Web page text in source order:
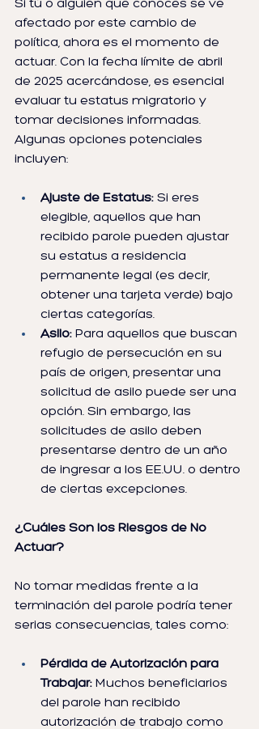
Si tú o alguien que conoces se ve
afectado por este cambio de
política, ahora es el momento de
actuar. Con la fecha límite de abril
de 2025 acercándose, es esencial
evaluar tu estatus migratorio y
tomar decisiones informadas.
Algunas opciones potenciales
incluyen:
Ajuste de Estatus: Si eres
elegible, aquellos que han
recibido parole pueden ajustar
su estatus a residencia
permanente legal (es decir,
obtener una tarjeta verde) bajo
ciertas categorías.
Asilo: Para aquellos que buscan
refugio de persecución en su
país de origen, presentar una
solicitud de asilo puede ser una
opción. Sin embargo, las
solicitudes de asilo deben
presentarse dentro de un año
de ingresar a los EE.UU. o dentro
de ciertas excepciones.
¿Cuáles Son los Riesgos de No
Actuar?
No tomar medidas frente a la
terminación del parole podría tener
serias consecuencias, tales como:
Pérdida de Autorización para
Trabajar: Muchos beneficiarios
del parole han recibido
autorización de trabajo como